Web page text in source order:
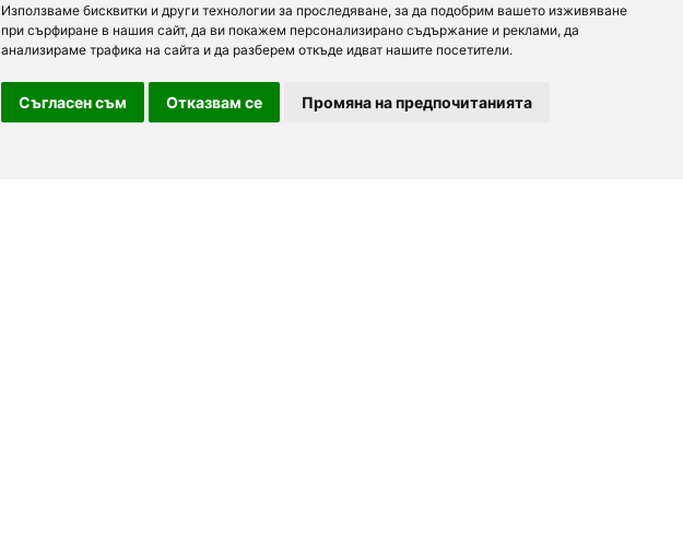
Използваме бисквитки и други технологии за проследяване, за да подобрим вашето изживяване
при сърфиране в нашия сайт, да ви покажем персонализирано съдържание и реклами, да
анализираме трафика на сайта и да разберем откъде идват нашите посетители.
Съгласен съм Отказвам се Промяна на предпочитанията